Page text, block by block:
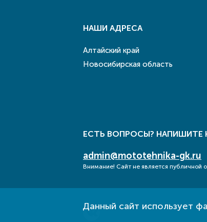
Данный сайт использует
НАШИ АДРЕСА
Алтайский край
Новосибирская область
ЕСТЬ ВОПРОСЫ? НАПИШИТЕ
admin@mototehnika-gk.ru
Внимание! Сайт не является публичной